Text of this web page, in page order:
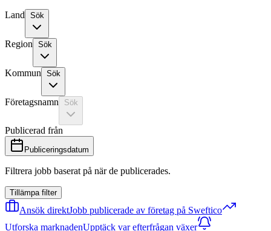
Land Sök
Region Sök
Kommun Sök
Företagsnamn Sök
Publicerad från
Publiceringsdatum
Filtrera jobb baserat på när de publicerades.
Tillämpa filter
Ansök direktJobb publicerade av företag på Sweftico
Utforska marknadenUpptäck var efterfrågan växer